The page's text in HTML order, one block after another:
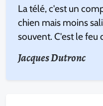
La télé, c'est un
chien mais moins
souvent. C'est le feu
Jacques Dutronc